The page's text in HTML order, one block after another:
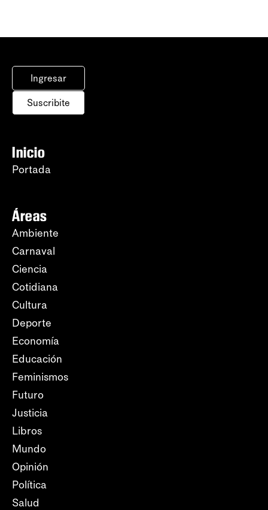
Ingresar
Suscribite
Inicio
Portada
Áreas
Ambiente
Carnaval
Ciencia
Cotidiana
Cultura
Deporte
Economía
Educación
Feminismos
Futuro
Justicia
Libros
Mundo
Opinión
Política
Salud